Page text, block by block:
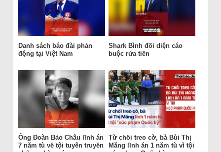
Danh sách báo đài phản
động tại Việt Nam
Shark Bình đối diện cáo
buộc rửa tiền
Ông Đoàn Bảo Châu lĩnh án
7 năm tù về tội tuyên truyền
Từ chối treo cờ, bà Bùi Thị
Măng lĩnh án 1 năm tù vì tội